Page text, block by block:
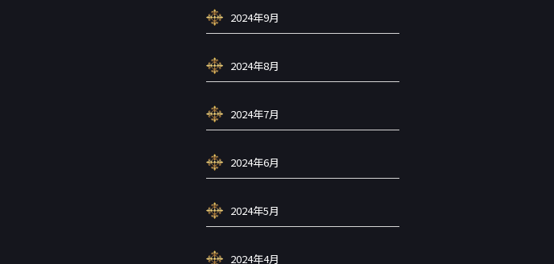
2024年9月
2024年8月
2024年7月
2024年6月
2024年5月
2024年4月